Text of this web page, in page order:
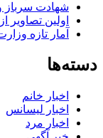
شهادت سرباز
اولین تصاویر
آمار تازه
دسته‌ها
اخبار خانم
اخبار لیسانس
اخبار مرد